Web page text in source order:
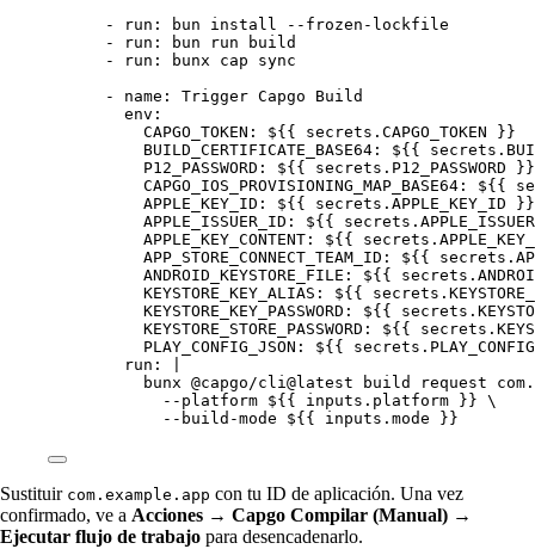
-
run :
bun install --frozen-lockfile
-
run :
bun run build
-
run :
bunx cap sync
- name : Trigger Capgo Build
env :
CAPGO_TOKEN : ${{ secrets.CAPGO_TOKEN }}
BUILD_CERTIFICATE_BASE64 : ${{
P12_PASSWORD : ${{ secrets.P12_PASSWORD }}
CAPGO_IOS_PROVISIONING_MAP_BASE64 : ${{
APPLE_KEY_ID : ${{ secrets.APPLE_KEY_ID }}
APPLE_ISSUER_ID : ${{
APPLE_KEY_CONTENT : ${{
APP_STORE_CONNECT_TEAM_ID : ${{
ANDROID_KEYSTORE_FILE : ${{
KEYSTORE_KEY_ALIAS : ${{
KEYSTORE_KEY_PASSWORD : ${{
KEYSTORE_STORE_PASSWORD : ${{
PLAY_CONFIG_JSON : ${{
run :
bunx @capgo/cli@latest build request
--platform ${{ inputs.platform }} \
--build-mode ${{ inputs.mode }}
Sustituir com.example.app con tu ID de aplicación. Una vez
confirmado, ve a Acciones → Capgo Compilar (Manual) →
Ejecutar flujo de trabajo para desencadenarlo.